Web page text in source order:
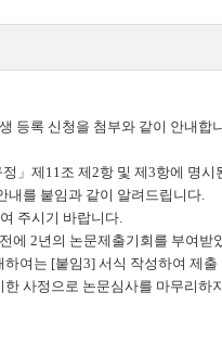
등록 신청을 첨부와 같이 안내합
」 제11조 제2항 및 제3항에 명시
를 붙임과 같이 알려드립니다.
주시기 바랍니다.
에 2년의 논문제출기회를 부여
여는 [붙임3] 서식 작성하여 제출
사정으로 논문심사를 마무리하